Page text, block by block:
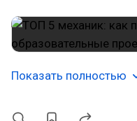
Показать полностью